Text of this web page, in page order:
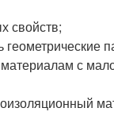
свойств;
с